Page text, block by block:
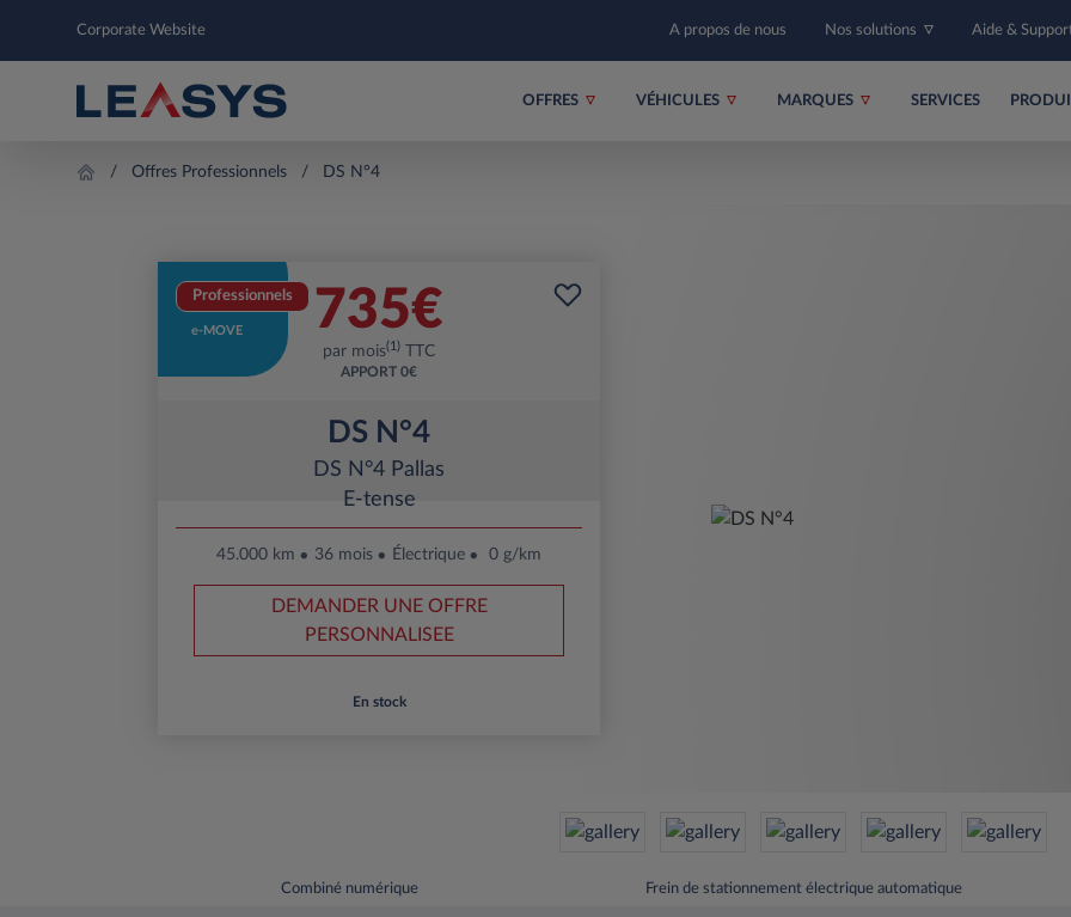
Corporate Website A propos de nous Nos solutions Aide &
OFFRES VÉHICULES MARQUES SERVICES
Offres Professionnels DS N°4
Professionnels
e-MOVE 735€
par mois(1) TTC
APPORT 0€
DS N°4
DS N°4 Pallas
E-tense
45.000 km 36 mois Électrique 0 g/km
DEMANDER UNE OFFRE
PERSONNALISEE
En stock
Combiné numérique Frein de stationnement électrique automatique